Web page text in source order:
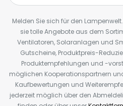
Melden Sie sich für den
sie tolle Angebote aus dem
Ventilatoren, Solaranlagen und
Gutscheine, Produktpreis-
Produktempfehlungen und -
möglichen Kooperationspartnern
Kaufbewertungen und
jederzeit möglich über den